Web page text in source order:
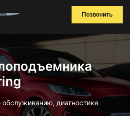
Позвонить
диагностике